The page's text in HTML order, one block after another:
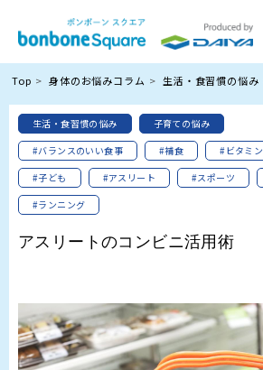
Top 身体のお悩みコラム 生活・食習慣の悩み
生活・食習慣の悩み
子育ての悩み
#バランスのいい食事
#補食 #ビタミン
#子ども
#アスリート #スポーツ
#ランニング
アスリートのコンビニ活用術